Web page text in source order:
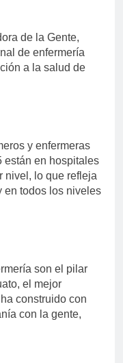
de la Gente,
de enfermería
a la salud de
y enfermeras
están en hospitales
nivel, lo que refleja
en todos los niveles
son el pilar
el mejor
construido con
con la gente,